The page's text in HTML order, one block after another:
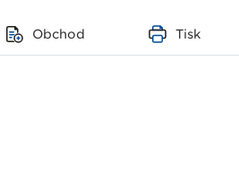
Obchod Tisk